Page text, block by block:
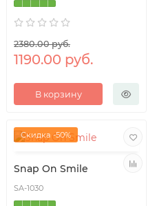
2380.00 руб.
1190.00 руб.
В корзину
Скидка -50%
Snap On Smile
SA-1030